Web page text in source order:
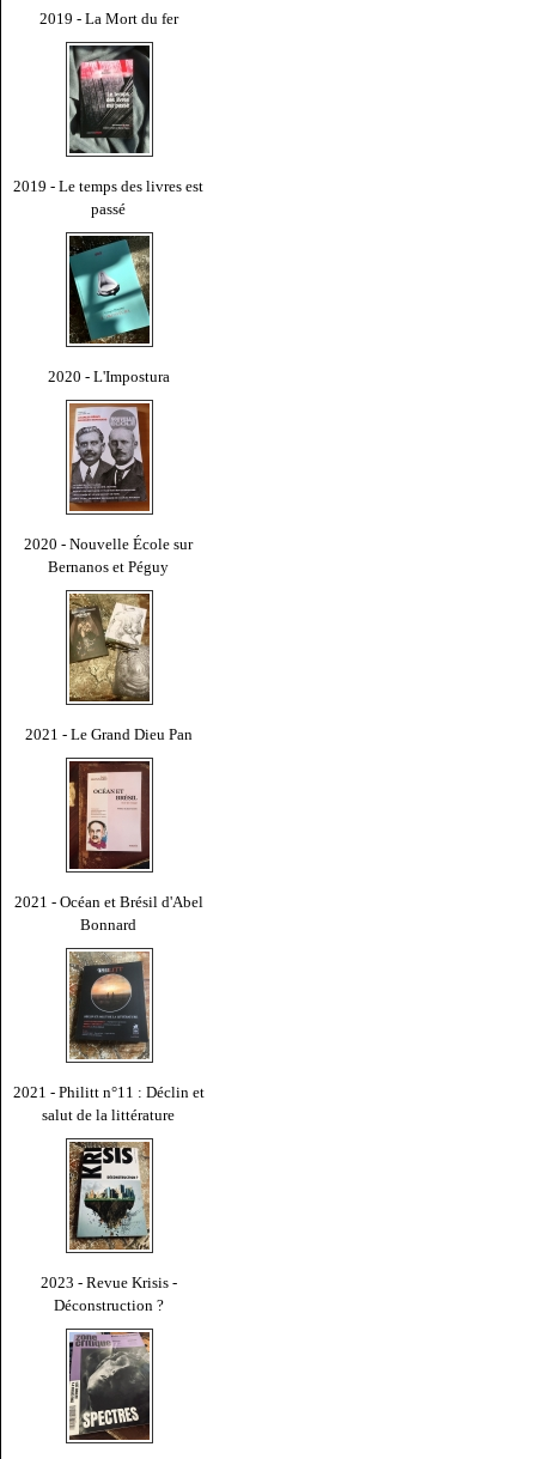
2019 - La Mort du fer
2019 - Le temps des livres est
passé
2020 - L'Impostura
2020 - Nouvelle École sur
Bernanos et Péguy
2021 - Le Grand Dieu Pan
2021 - Océan et Brésil d'Abel
Bonnard
2021 - Philitt n°11 : Déclin et
salut de la littérature
2023 - Revue Krisis -
Déconstruction ?